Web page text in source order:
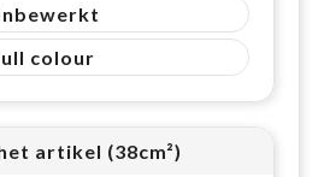
colour
artikel (38cm²)